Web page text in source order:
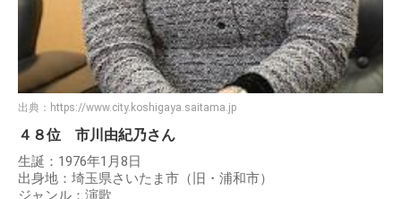
出典： https://www.city.koshigaya.saitama.jp
４８位 市川由紀乃さん
生誕：1976年1月8日
出身地：埼玉県さいたま市（旧・浦和市）